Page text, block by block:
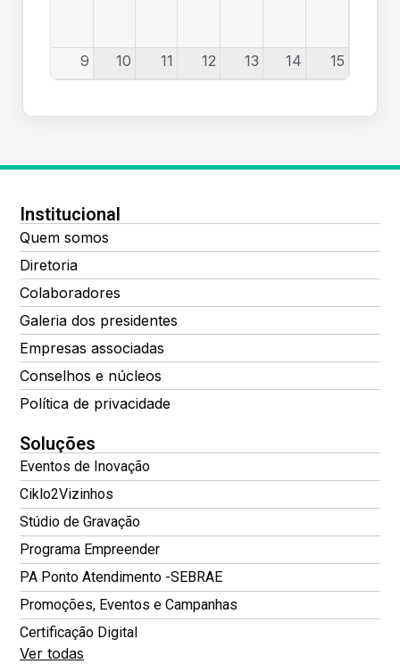
9 10 11 12 13 14 15
23 24
30 31
Institucional
Quem somos
Diretoria
Colaboradores
Galeria dos presidentes
Empresas associadas
Conselhos e núcleos
Política de privacidade
Soluções
Eventos de Inovação
Ciklo2Vizinhos
Stúdio de Gravação
Programa Empreender
PA Ponto Atendimento -SEBRAE
Promoções, Eventos e Campanhas
Certificação Digital
Ver todas